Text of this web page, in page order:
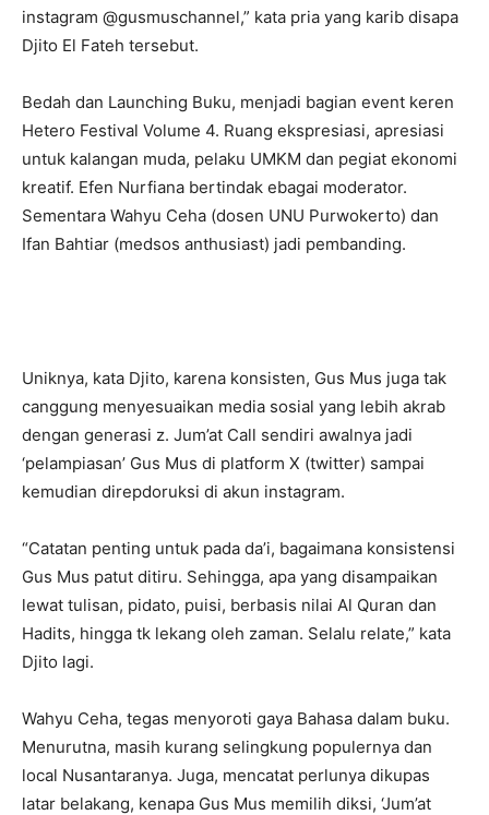
instagram @gusmuschannel,” kata pria yang karib disapa
Djito El Fateh tersebut.
Bedah dan Launching Buku, menjadi bagian event keren
Hetero Festival Volume 4. Ruang ekspresiasi, apresiasi
untuk kalangan muda, pelaku UMKM dan pegiat ekonomi
kreatif. Efen Nurfiana bertindak ebagai moderator.
Sementara Wahyu Ceha (dosen UNU Purwokerto) dan
Ifan Bahtiar (medsos anthusiast) jadi pembanding.
Uniknya, kata Djito, karena konsisten, Gus Mus juga tak
canggung menyesuaikan media sosial yang lebih akrab
dengan generasi z. Jum’at Call sendiri awalnya jadi
‘pelampiasan’ Gus Mus di platform X (twitter) sampai
kemudian direpdoruksi di akun instagram.
“Catatan penting untuk pada da’i, bagaimana konsistensi
Gus Mus patut ditiru. Sehingga, apa yang disampaikan
lewat tulisan, pidato, puisi, berbasis nilai Al Quran dan
Hadits, hingga tk lekang oleh zaman. Selalu relate,” kata
Djito lagi.
Wahyu Ceha, tegas menyoroti gaya Bahasa dalam buku.
Menurutna, masih kurang selingkung populernya dan
local Nusantaranya. Juga, mencatat perlunya dikupas
latar belakang, kenapa Gus Mus memilih diksi, ‘Jum’at